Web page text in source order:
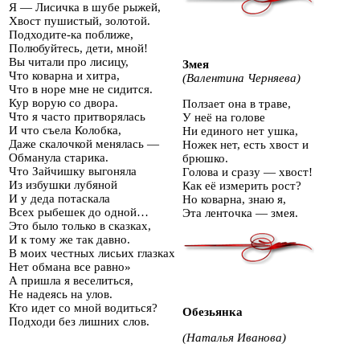
Я — Лисичка в шубе рыжей,
Хвост пушистый, золотой.
Подходите-ка поближе,
Полюбуйтесь, дети, мной!
Вы читали про лисицу,
Что коварна и хитра,
Что в норе мне не сидится.
Кур ворую со двора.
Что я часто притворялась
И что съела Колобка,
Даже скалочкой менялась —
Обманула старика.
Что Зайчишку выгоняла
Из избушки лубяной
И у деда потаскала
Всех рыбешек до одной…
Это было только в сказках,
И к тому же так давно.
В моих честных лисьих глазках
Нет обмана все равно»
А пришла я веселиться,
Не надеясь на улов.
Кто идет со мной водиться?
Подходи без лишних слов.
Змея
(Валентина Черняева)
Ползает она в траве,
У неё на голове
Ни единого нет ушка,
Ножек нет, есть хвост и
брюшко.
Голова и сразу — хвост!
Как её измерить рост?
Но коварна, знаю я,
Эта ленточка — змея.
Обезьянка
(Наталья Иванова)